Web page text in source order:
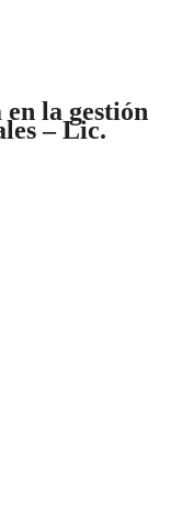
la gestión
– Lic.